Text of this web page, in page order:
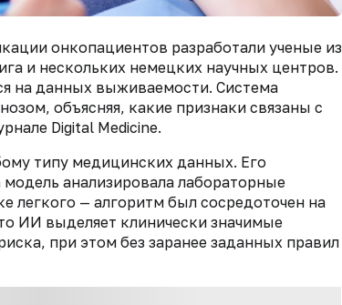
онкопациентов разработали ученые из
и нескольких немецких научных центров.
на данных выживаемости. Система
объясняя, какие признаки связаны с
Digital Medicine.
типу медицинских данных. Его
анализировала лабораторные
легкого — алгоритм был сосредоточен на
ИИ выделяет клинически значимые
при этом без заранее заданных правил